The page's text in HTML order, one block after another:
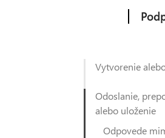
Vytvorenie
Odoslanie,
alebo uloženie
Odpovede